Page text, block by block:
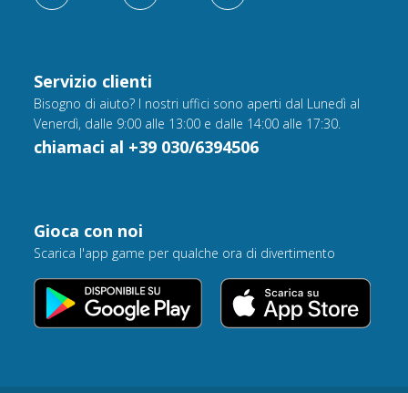
Servizio clienti
Bisogno di aiuto? I nostri uffici sono aperti dal Lunedì al
Venerdì, dalle 9:00 alle 13:00 e dalle 14:00 alle 17:30.
chiamaci al +39 030/6394506
Gioca con noi
Scarica l'app game per qualche ora di divertimento